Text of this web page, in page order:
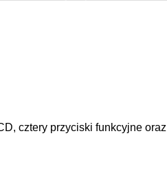
cztery przyciski funkcyjne